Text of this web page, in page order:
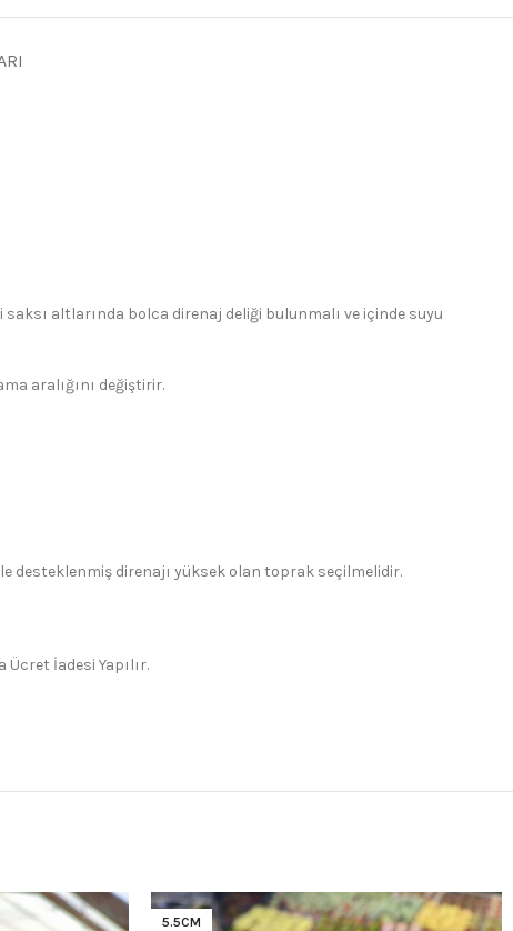
altlarında bolca direnaj deliği bulunmalı ve içinde suyu
aralığını değiştirir.
desteklenmiş direnajı yüksek olan toprak seçilmelidir.
İadesi Yapılır.
5.5CM